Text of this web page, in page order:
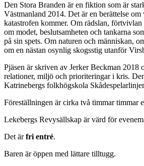
Den Stora Branden är en fiktion som är
Västmanland 2014. Det är en berättelse om
katastrofen kommer. Om rädslan,
om modet, beslutsamheten och tankarna
på sin spets. Om naturen och människan,
om en nästan osynlig skogsstig utanför
Pjäsen är skriven av Jerker Beckman 2018
relationer, miljö och prioriteringar i kris.
Katrinebergs folkhögskola
Föreställningen är cirka två timmar timmar
Lekebergs Revysällskap är värd för
Det ärfri entré.
Baren är öppen med lättare tilltugg.